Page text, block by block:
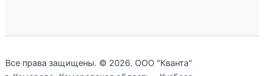
Все права защищены. © 2026. ООО "Кванта"